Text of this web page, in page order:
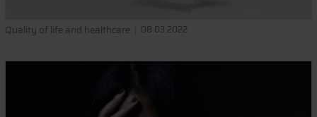
Quality of life and healthcare 08.03.2022